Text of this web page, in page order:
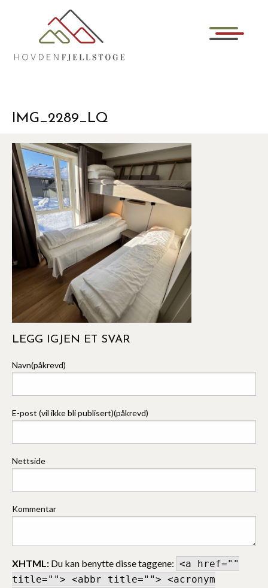
IMG_2289_LQ
LEGG IGJEN ET SVAR
Navn(påkrevd)
E-post (vil ikke bli publisert)(påkrevd)
Nettside
Kommentar
XHTML: Du kan benytte disse taggene: <a href=""
title=""> <abbr title=""> <acronym